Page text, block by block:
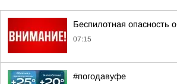
Беспилотная опасность
07:15
#погодавуфе